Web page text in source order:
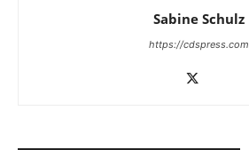
Sabine Schulz
https://cdspress.com